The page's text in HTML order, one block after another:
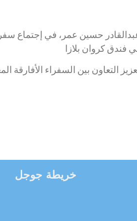
حسين عمر، في إجتماع
التعاون بين السفراء الأفارقة
خريطة جوجل